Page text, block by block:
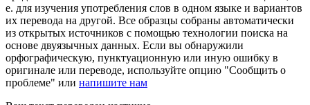
е. для изучения употребления слов в одном языке и вариантов
их перевода на другой. Все образцы собраны автоматически
из открытых источников с помощью технологии поиска на
основе двуязычных данных. Если вы обнаружили
орфографическую, пунктуационную или иную ошибку в
оригинале или переводе, используйте опцию "Сообщить о
проблеме" или напишите нам